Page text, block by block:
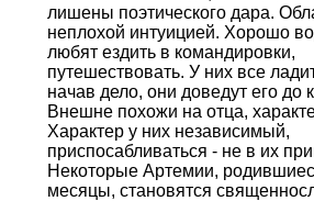
лишены поэтического дара.
неплохой интуицией. Хорошо
любят ездить в командировки,
путешествовать. У них все
начав дело, они доведут его до
Внешне похожи на отца,
Характер у них независимый,
приспосабливаться - не в их
Некоторые Артемии,
месяцы, становятся